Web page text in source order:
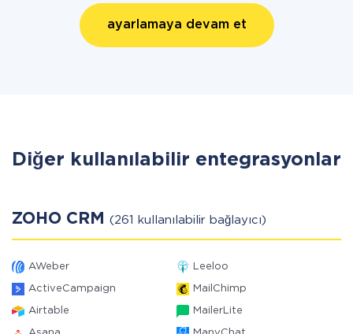
ayarlamaya devam et
Diğer kullanılabilir entegrasyonlar
ZOHO CRM (261 kullanılabilir bağlayıcı)
AWeber Leeloo
ActiveCampaign MailChimp
Airtable MailerLite